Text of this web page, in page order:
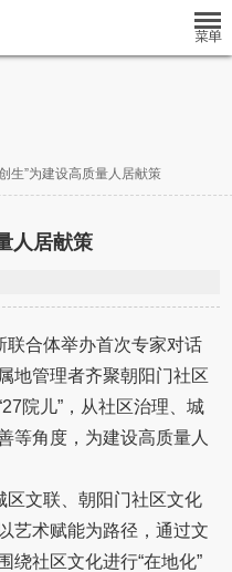
生”为建设高质量人居献策
人居献策
联合体举办首次专家对话
地管理者齐聚朝阳门社区
院儿”，从社区治理、城
等角度，为建设高质量人
区文联、朝阳门社区文化
艺术赋能为路径，通过文
绕社区文化进行“在地化”